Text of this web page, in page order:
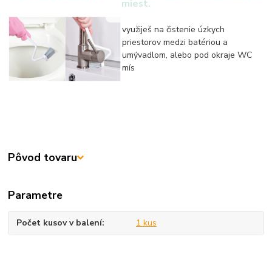
miest.
využiješ na čistenie úzkych
priestorov medzi batériou a
umývadlom, alebo pod okraje WC
mís
Pôvod tovaru
Parametre
Počet kusov v balení 1 kus